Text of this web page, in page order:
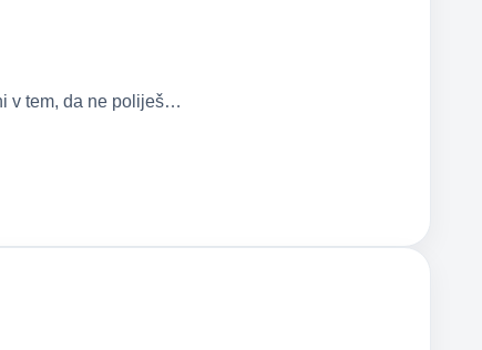
v tem, da ne poliješ…